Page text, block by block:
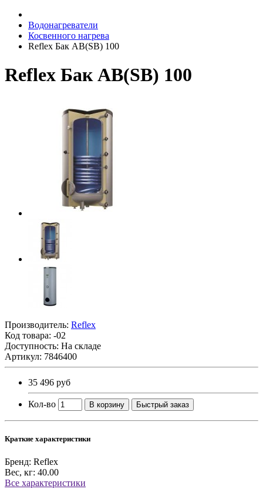
Водонагреватели
Косвенного нагрева
Reflex Бак AB(SB) 100
Reflex Бак AB(SB) 100
Производитель: Reflex
Код товара: -02
Доступность: На складе
Артикул: 7846400
35 496 руб
Кол-во В корзину Быстрый заказ
Краткие характеристики
Бренд: Reflex
Вес, кг: 40.00
Все характеристики